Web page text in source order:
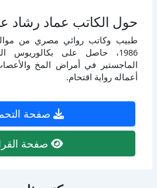
حول الكاتب عماد رشاد
طبيب وكاتب روائي مصري من
1986، حاصل على بكالوريوس
الماجستير في أمراض المخ
أعماله رواية اقتحام.
صفحة
صفحة